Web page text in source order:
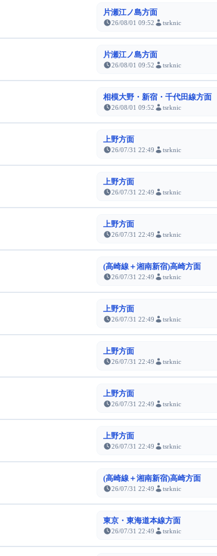
片瀬江ノ島方面
26/08/01 09:52 tsrknic
片瀬江ノ島方面
26/08/01 09:52 tsrknic
相模大野・新宿・千代田線方面
26/08/01 09:52 tsrknic
上野方面
26/07/31 22:49 tsrknic
上野方面
26/07/31 22:49 tsrknic
上野方面
26/07/31 22:49 tsrknic
(高崎線＋湘南新宿)高崎方面
26/07/31 22:49 tsrknic
上野方面
26/07/31 22:49 tsrknic
上野方面
26/07/31 22:49 tsrknic
上野方面
26/07/31 22:49 tsrknic
上野方面
26/07/31 22:49 tsrknic
(高崎線＋湘南新宿)高崎方面
26/07/31 22:49 tsrknic
東京・東海道本線方面
26/07/31 22:49 tsrknic